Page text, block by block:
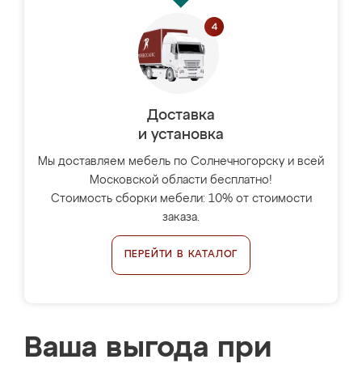
Доставка
и установка
Мы доставляем мебель по Солнечногорску и всей
Московской области бесплатно!
Стоимость сборки мебели: 10% от стоимости
заказа.
ПЕРЕЙТИ В КАТАЛОГ
Ваша выгода при